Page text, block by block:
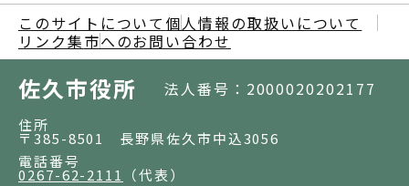
このサイトについて 個人情報の取扱いについて
リンク集市へのお問い合わせ
佐久市役所 法人番号：2000020202177
住所
〒385-8501 長野県佐久市中込3056
電話番号
0267-62-2111 （代表）